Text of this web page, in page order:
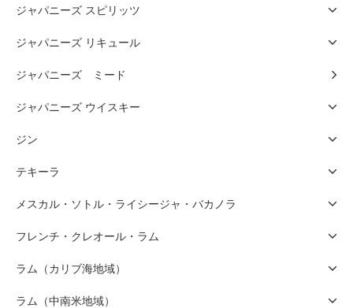
ジャパニーズ スピリッツ
ジャパニーズ リキュール
ジャパニーズ ミード
ジャパニーズ ウイスキー
ジン
テキーラ
メスカル・ソトル・ライシージャ・バカノラ
フレンチ・クレオール・ラム
ラム（カリブ海地域）
ラム（中南米地域）